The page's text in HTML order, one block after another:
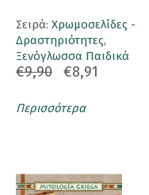
Σειρά: Χρωμοσελίδες -
Δραστηριότητες,
Ξενόγλωσσα Παιδικά
€9,90 €8,91
Περισσότερα